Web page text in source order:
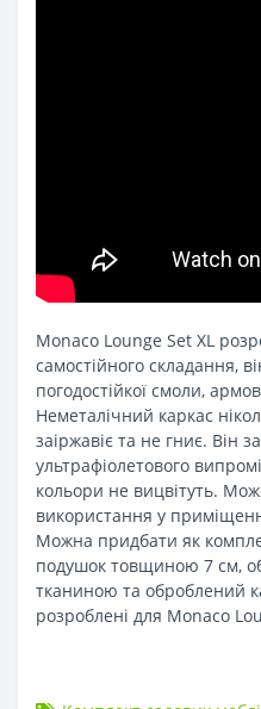
Monaco Lounge Set XL
самостійного складання,
погодостійкої смоли,
Неметалічний каркас
заіржавіє та не гниє. Він
ультрафіолетового
кольори не вицвітуть.
використання у
Можна придбати як
подушок товщиною 7 см,
тканиною та оброблений
розроблені для Monaco